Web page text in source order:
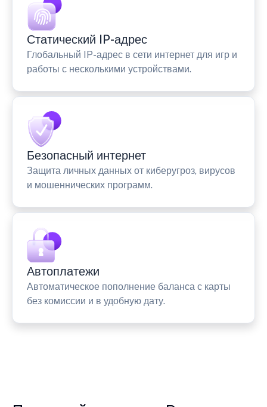
Статический IP-адрес
Глобальный IP-адрес в сети интернет для игр и
работы с несколькими устройствами.
Безопасный интернет
Защита личных данных от киберугроз, вирусов
и мошеннических программ.
Автоплатежи
Автоматическое пополнение баланса с карты
без комиссии и в удобную дату.